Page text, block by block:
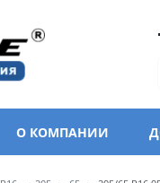
О КОМПАНИИ